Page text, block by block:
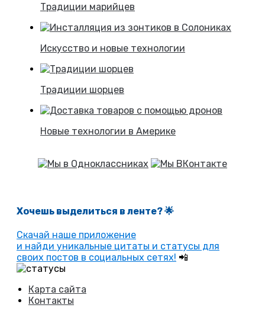
Традиции марийцев
Искусство и новые технологии
Традиции шорцев
Новые технологии в Америке
Хочешь выделиться в ленте? 🌟
Скачай наше приложение
и найди уникальные цитаты и статусы для
своих постов в социальных сетях! 📲
Карта сайта
Контакты